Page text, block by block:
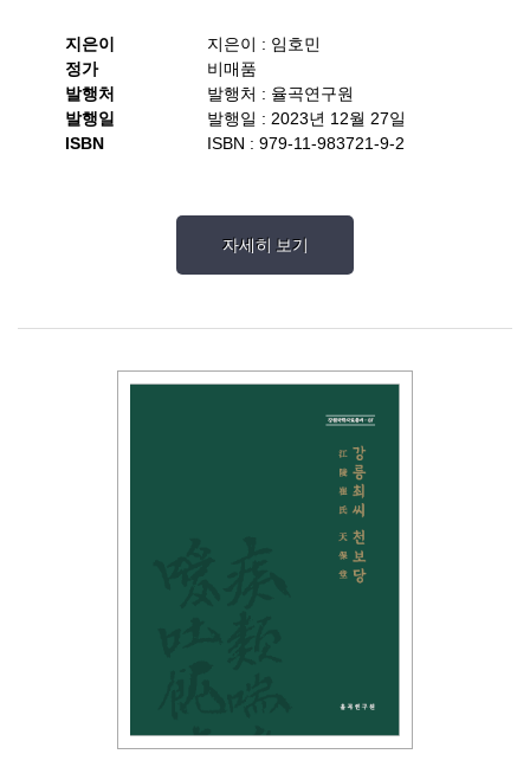
지은이
지은이 : 임호민
정가
비매품
발행처
발행처 : 율곡연구원
발행일
발행일 : 2023년 12월 27일
ISBN
ISBN : 979-11-983721-9-2
자세히 보기